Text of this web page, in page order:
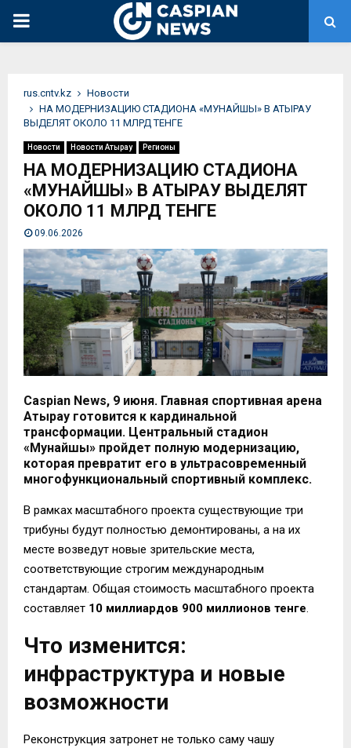
PRIMARY
rus.cntv.kz
Новости
НА МОДЕРНИЗАЦИЮ СТАДИОНА «МУНАЙШЫ» В АТЫРАУ
ВЫДЕЛЯТ ОКОЛО 11 МЛРД ТЕНГЕ
Новости Новости Атырау Регионы
НА МОДЕРНИЗАЦИЮ СТАДИОНА
«МУНАЙШЫ» В АТЫРАУ ВЫДЕЛЯТ
ОКОЛО 11 МЛРД ТЕНГЕ
09.06.2026
Caspian News, 9 июня. Главная спортивная арена
Атырау готовится к кардинальной
трансформации. Центральный стадион
«Мунайшы» пройдет полную модернизацию,
которая превратит его в ультрасовременный
многофункциональный спортивный комплекс.
В рамках масштабного проекта существующие три
трибуны будут полностью демонтированы, а на их
месте возведут новые зрительские места,
соответствующие строгим международным
стандартам. Общая стоимость масштабного проекта
составляет 10 миллиардов 900 миллионов тенге.
Что изменится:
инфраструктура и новые
возможности
Реконструкция затронет не только саму чашу